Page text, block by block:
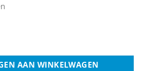
Toilet Tas - Surf aantal
AAN WINKELWAGEN